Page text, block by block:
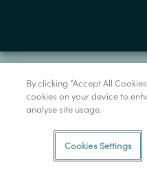
By clicking “Accept All
cookies on your device to
analyse site usage.
Cookies Settings